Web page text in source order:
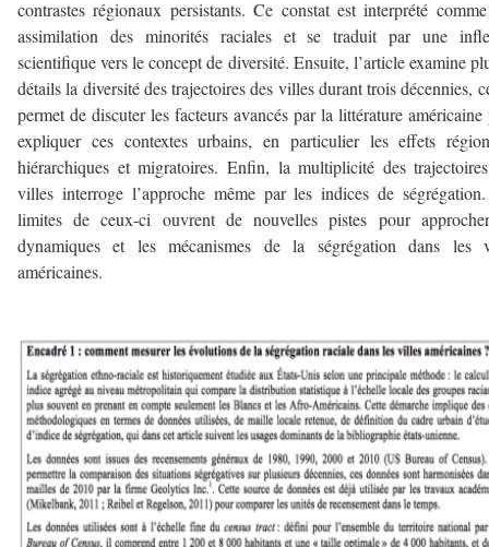
contrastes régionaux persistants. Ce constat est interprété
assimilation des minorités raciales et se traduit par une
scientifique vers le concept de diversité. Ensuite, l’article examine
détails la diversité des trajectoires des villes durant trois décennies,
permet de discuter les facteurs avancés par la littérature américaine
expliquer ces contextes urbains, en particulier les effets
hiérarchiques et migratoires. Enfin, la multiplicité des
villes interroge l’approche même par les indices de
limites de ceux-ci ouvrent de nouvelles pistes pour
dynamiques et les mécanismes de la ségrégation dans les
américaines.